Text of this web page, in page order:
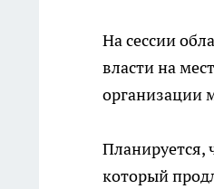
На сессии
власти на
организации
Планируется,
который